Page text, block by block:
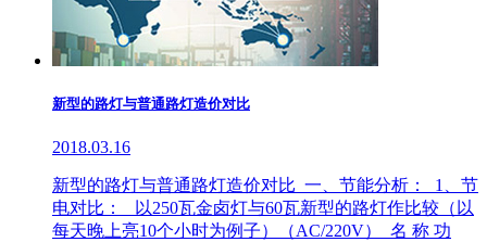
新型的路灯与普通路灯造价对比
2018.03.16
新型的路灯与普通路灯造价对比 一、节能分析： 1、节
电对比： 以250瓦金卤灯与60瓦新型的路灯作比较（以
每天晚上亮10个小时为例子）（AC/220V） 名 称 功